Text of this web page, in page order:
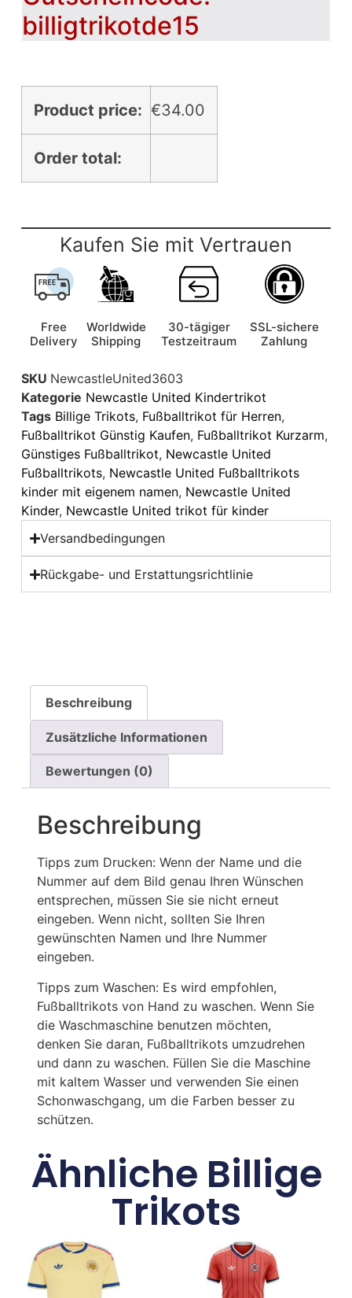
billigtrikotde15
Product price: €34.00
Order total:
Kaufen Sie mit Vertrauen
Free
Delivery
Worldwide
Shipping
30-tägiger
Testzeitraum
SSL-sichere
Zahlung
SKU NewcastleUnited3603
Kategorie Newcastle United Kindertrikot
Tags Billige Trikots, Fußballtrikot für Herren,
Fußballtrikot Günstig Kaufen, Fußballtrikot Kurzarm,
Günstiges Fußballtrikot, Newcastle United
Fußballtrikots, Newcastle United Fußballtrikots
kinder mit eigenem namen, Newcastle United
Kinder, Newcastle United trikot für kinder
Versandbedingungen
Rückgabe- und Erstattungsrichtlinie
Beschreibung
Zusätzliche Informationen
Bewertungen (0)
Beschreibung
Tipps zum Drucken: Wenn der Name und die
Nummer auf dem Bild genau Ihren Wünschen
entsprechen, müssen Sie sie nicht erneut
eingeben. Wenn nicht, sollten Sie Ihren
gewünschten Namen und Ihre Nummer
eingeben.
Tipps zum Waschen: Es wird empfohlen,
Fußballtrikots von Hand zu waschen. Wenn Sie
die Waschmaschine benutzen möchten,
denken Sie daran, Fußballtrikots umzudrehen
und dann zu waschen. Füllen Sie die Maschine
mit kaltem Wasser und verwenden Sie einen
Schonwaschgang, um die Farben besser zu
schützen.
Ähnliche Billige
Trikots